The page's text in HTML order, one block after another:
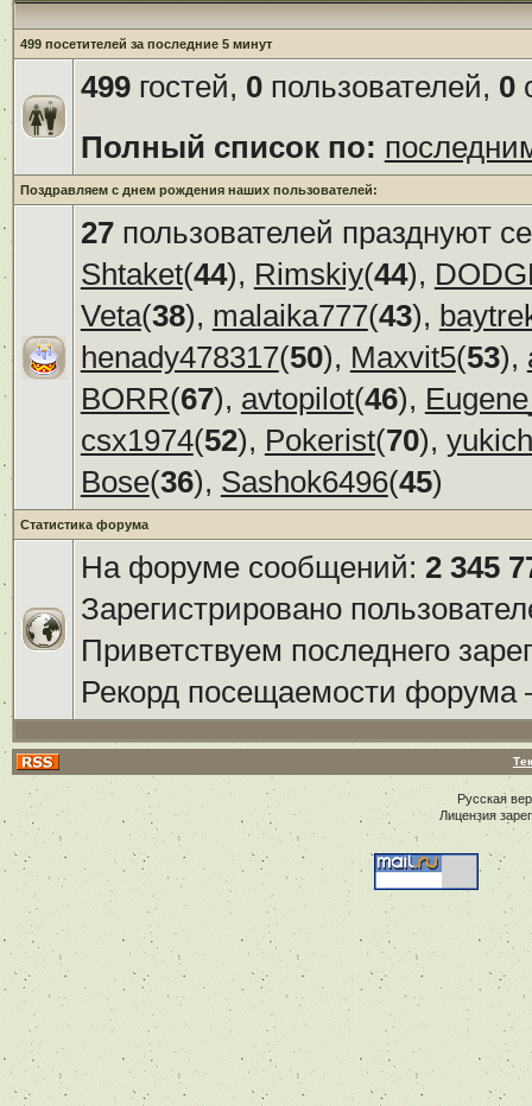
499 посетителей за последние 5 минут
499гостей, 0пользователей, 0
Полный список по:
Поздравляем с днем рождения наших пользователей:
27пользователей празднуют
Shtaket(44), Rimskiy(44),
Veta(38), malaika777(43),
henady478317(50), Maxvit5(53),
BORR(67), avtopilot(46),
csx1974(52), Pokerist(70), yukich
Bose(36), Sashok6496(45)
Статистика форума
На форуме сообщений: 2 345
Зарегистрировано
Приветствуем последнего
Рекорд посещаемости
Русская
Лицензия